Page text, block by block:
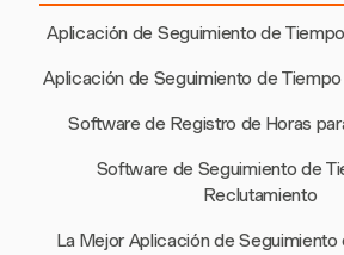
Aplicación de Seguimiento de
Aplicación de Seguimiento de
Software de Registro de Horas
Software de Seguimiento de
Reclutamiento
La Mejor Aplicación de